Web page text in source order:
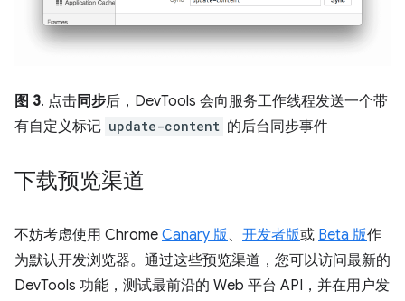
图 3. 点击同步后，DevTools 会向服务工作线程发送一个带
有自定义标记 update-content 的后台同步事件
下载预览渠道
不妨考虑使用 Chrome Canary 版、 开发者版或 Beta 版作
为默认开发浏览器。通过这些预览渠道，您可以访问最新的
DevTools 功能，测试最前沿的 Web 平台 API，并在用户发